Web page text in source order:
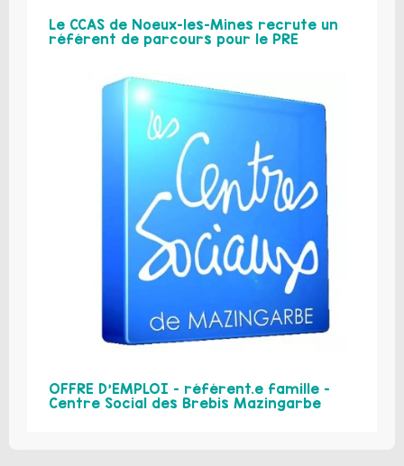
Le CCAS de Noeux-les-Mines recrute un
référent de parcours pour le PRE
OFFRE D’EMPLOI – référent.e famille –
Centre Social des Brebis Mazingarbe